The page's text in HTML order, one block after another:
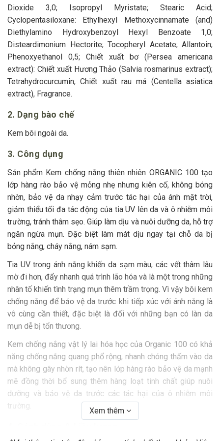
Dioxide 3,0; Isopropyl Myristate; Stearic Acid;
Cyclopentasiloxane: Ethylhexyl Methoxycinnamate (and)
Diethylamino Hydroxybenzoyl Hexyl Benzoate 1,0;
Disteardimonium Hectorite; Tocopheryl Acetate; Allantoin;
Phenoxyethanol 0,5; Chiết xuất bơ (Persea americana
extract): Chiết xuất Hương Thảo (Salvia rosmarinus extract);
Tetrahydrocurcumin, Chiết xuất rau má (Centella asiatica
extract), Fragrance.
2. Dạng bào chế
Kem bôi ngoài da.
3. Công dụng
Sản phẩm Kem chống nắng thiên nhiên ORGANIC 100 tạo
lớp hàng rào bảo vệ mỏng nhẹ nhưng kiên cố, không bóng
nhờn, bảo vệ da nhạy cảm trước tác hại của ánh mặt trời,
giảm thiểu tối đa tác động của tia UV lên da và ô nhiễm môi
trường, tránh thâm sẹo. Giúp làm dịu và nuôi dưỡng da, hỗ trợ
ngăn ngừa mụn. Đặc biệt làm mát dịu ngay tại chỗ da bị
bỏng nắng, cháy nắng, nám sạm.
Tia UV trong ánh nắng khiến da sạm màu, các vết thâm lâu
mờ đi hơn, đẩy nhanh quá trình lão hóa và là một trong những
nhân tố khiến tình trạng mụn thêm trầm trọng. Vì vậy bôi kem
chống nắng để bảo vệ da trước khi tiếp xúc với ánh nắng là
vô cùng cần thiết, đặc biệt là đối với những bạn có làn da
mụn dễ bị tổn thương.
Kem chống nắng vật lý lai hóa học của Organic 100 có khả
năng chống nắng quang phổ rộng, nhanh chóng thấm vào da
mà không gây nhờn rít, tạo nên lớp hàng rào bảo vệ da mạnh
mẽ đồng thời bổ sung thêm hàng loạt tinh chất giúp nuôi
dưỡng và bảo vệ da trước các tác hại của ô nhiễm môi
trường.
Xem thêm